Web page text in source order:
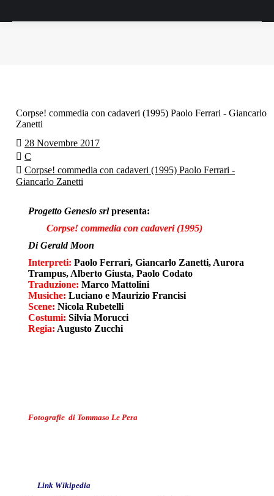
Corpse! commedia con cadaveri (1995) Paolo Ferrari - Giancarlo
Zanetti
28 Novembre 2017
C
Corpse! commedia con cadaveri (1995) Paolo Ferrari -
Giancarlo Zanetti
Progetto Genesio srlpresenta:
Corpse! commedia con cadaveri (1995)
Di Gerald Moon
Interpreti: Paolo Ferrari, Giancarlo Zanetti, Aurora
Trampus, Alberto Giusta, Paolo Codato
Traduzione: Marco Mattolini
Musiche: Luciano e Maurizio Francisi
Scene: Nicola Rubetelli
Costumi: Silvia Morucci
Regia: Augusto Zucchi
Fotografie di Tommaso Le Pera
Link Wikipedia